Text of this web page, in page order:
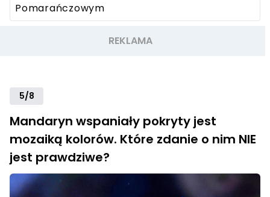
Pomarańczowym
5/8
Mandaryn wspaniały pokryty jest
mozaiką kolorów. Które zdanie o nim NIE
jest prawdziwe?